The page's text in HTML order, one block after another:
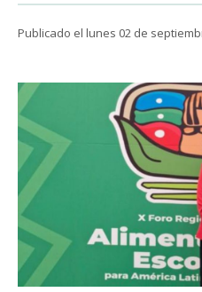
MATERIAL
Estudiantes
Publicado el lunes 02 de